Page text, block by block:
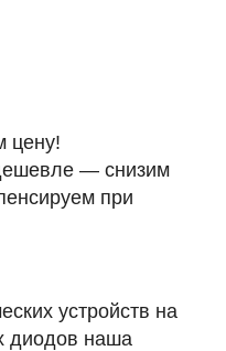
цену!
— снизим
при
устройств на
диодов наша